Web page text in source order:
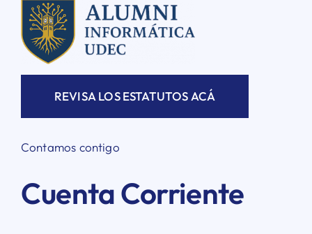
REVISA LOS ESTATUTOS ACÁ
Contamos contigo
Cuenta Corriente